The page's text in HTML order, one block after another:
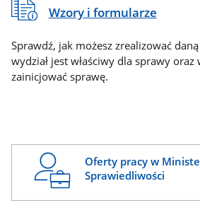
Wzory i formularze
Sprawdź, jak możesz zrealizować
wydział jest właściwy dla sprawy
zainicjować sprawę.
Oferty pracy w
Sprawiedliwości